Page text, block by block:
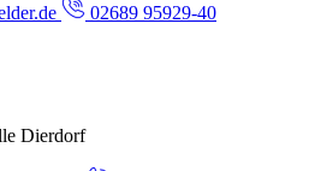
02689 95929-40
Dierdorf